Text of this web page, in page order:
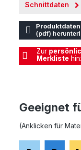
Schnittdaten
(pdf)
Zur
Merkliste
Geeignet
(Anklicken für